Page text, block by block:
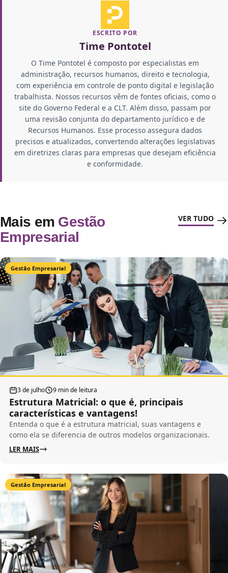
ESCRITO POR
Time Pontotel
O Time Pontotel é composto por especialistas em
administração, recursos humanos, direito e tecnologia,
com experiência em controle de ponto digital e legislação
trabalhista. Nossos recursos vêm de fontes oficiais, como o
site do Governo Federal e a CLT. Além disso, passam por
uma revisão conjunta do departamento jurídico e de
Recursos Humanos. Esse processo assegura dados
precisos e atualizados, convertendo alterações legislativas
em diretrizes claras para empresas que desejam eficiência
e conformidade.
Mais em Gestão
Empresarial
VER TUDO
Gestão Empresarial
3 de julho 9 min de leitura
Estrutura Matricial: o que é, principais
características e vantagens!
Entenda o que é a estrutura matricial, suas vantagens e
como ela se diferencia de outros modelos organizacionais.
LER MAIS
Gestão Empresarial